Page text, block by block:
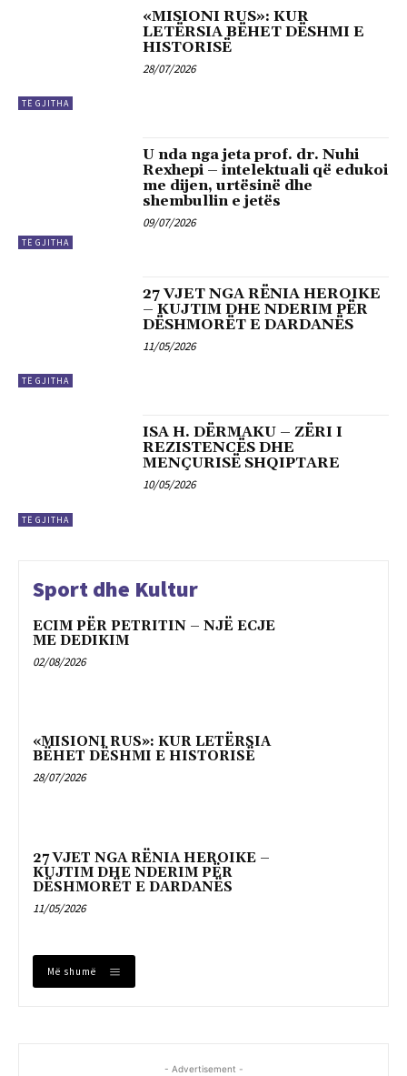
TË GJITHA
«MISIONI RUS»: KUR
LETËRSIA BËHET DËSHMI E
HISTORISË
28/07/2026
TË GJITHA
U nda nga jeta prof. dr. Nuhi
Rexhepi – intelektuali që edukoi
me dijen, urtësinë dhe
shembullin e jetës
09/07/2026
TË GJITHA
27 VJET NGA RËNIA HEROIKE
– KUJTIM DHE NDERIM PËR
DËSHMORËT E DARDANËS
11/05/2026
TË GJITHA
ISA H. DËRMAKU – ZËRI I
REZISTENCËS DHE
MENÇURISË SHQIPTARE
10/05/2026
Sport dhe Kultur
ECIM PËR PETRITIN – NJË ECJE
ME DEDIKIM
02/08/2026
«MISIONI RUS»: KUR LETËRSIA
BËHET DËSHMI E HISTORISË
28/07/2026
27 VJET NGA RËNIA HEROIKE –
KUJTIM DHE NDERIM PËR
DËSHMORËT E DARDANËS
11/05/2026
Më shumë
- Advertisement -